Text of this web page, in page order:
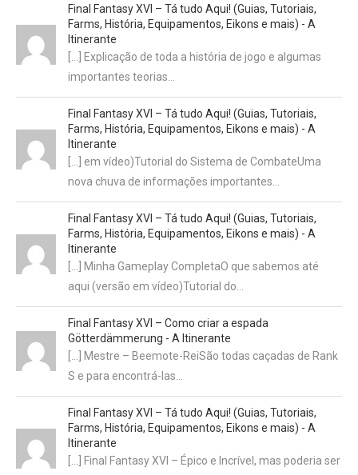
Final Fantasy XVI – Tá tudo Aqui! (Guias, Tutoriais,
Farms, História, Equipamentos, Eikons e mais) - A
Itinerante
[…] Explicação de toda a história de jogo e algumas
importantes teorias…
Final Fantasy XVI – Tá tudo Aqui! (Guias, Tutoriais,
Farms, História, Equipamentos, Eikons e mais) - A
Itinerante
[…] em vídeo)Tutorial do Sistema de CombateUma
nova chuva de informações importantes…
Final Fantasy XVI – Tá tudo Aqui! (Guias, Tutoriais,
Farms, História, Equipamentos, Eikons e mais) - A
Itinerante
[…] Minha Gameplay CompletaO que sabemos até
aqui (versão em vídeo)Tutorial do…
Final Fantasy XVI – Como criar a espada
Götterdämmerung - A Itinerante
[…] Mestre – Beemote-ReiSão todas caçadas de Rank
S e para encontrá-las…
Final Fantasy XVI – Tá tudo Aqui! (Guias, Tutoriais,
Farms, História, Equipamentos, Eikons e mais) - A
Itinerante
[…] Final Fantasy XVI – Épico e Incrível, mas poderia ser